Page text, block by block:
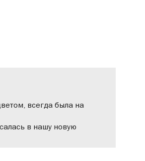
всегда была на
в нашу новую